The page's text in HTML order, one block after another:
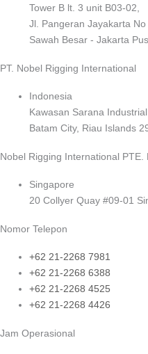
Tower B lt. 3 unit B03-02,
Jl. Pangeran Jayakarta
Sawah Besar - Jakarta
PT. Nobel Rigging International
Indonesia
Kawasan Sarana
Batam City, Riau Islands
Nobel Rigging International PTE.
Singapore
20 Collyer Quay #09-01
Nomor Telepon
+62 21-2268 7981
+62 21-2268 6388
+62 21-2268 4525
+62 21-2268 4426
Jam Operasional